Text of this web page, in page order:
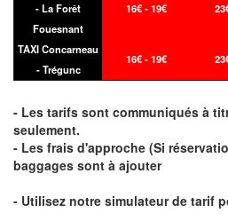
- La Forêt
Fouesnant
16€ - 19€
TAXI Concarneau
- Trégunc
16€ - 19€
- Les tarifs sont communiqués à
seulement.
- Les frais d'approche (Si
baggages sont à ajouter
- Utilisez notre simulateur de tarif